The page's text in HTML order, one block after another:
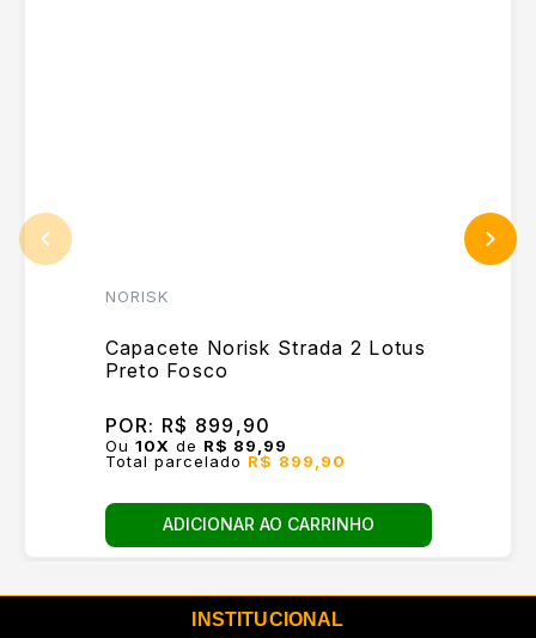
NORISK
Capacete Norisk Strada 2 Lotus
Preto Fosco
POR: R$ 899,90
Ou 10X de R$ 89,99
Total parcelado R$ 899,90
ADICIONAR AO CARRINHO
INSTITUCIONAL